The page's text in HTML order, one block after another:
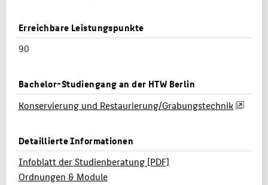
Erreichbare Leistungspunkte
90
Bachelor-Studiengang an der HTW Berlin
Konservierung und Restaurierung/Grabungstechnik
Detaillierte Informationen
Infoblatt der Studienberatung [PDF]
Ordnungen & Module